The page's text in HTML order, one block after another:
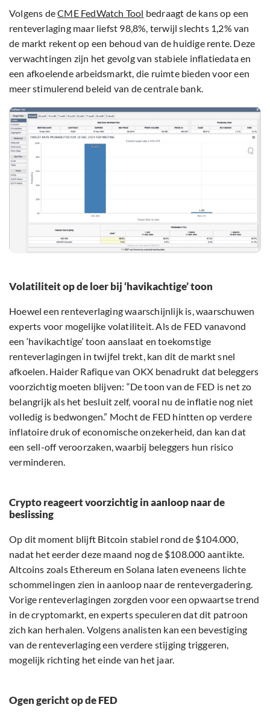
Volgens deCME FedWatch Tool bedraagt de kans op een
renteverlaging maar liefst 98,8%, terwijl slechts 1,2% van
de markt rekent op een behoud van de huidige rente. Deze
verwachtingen zijn het gevolg van stabiele inflatiedata en
een afkoelende arbeidsmarkt, die ruimte bieden voor een
meer stimulerend beleid van de centrale bank.
Volatiliteit op de loer bij ‘havikachtige’ toon
Hoewel een renteverlaging waarschijnlijk is, waarschuwen
experts voor mogelijke volatiliteit. Als de FED vanavond
een ‘havikachtige’ toon aanslaat en toekomstige
renteverlagingen in twijfel trekt, kan dit de markt snel
afkoelen. Haider Rafique van OKX benadrukt dat beleggers
voorzichtig moeten blijven: “De toon van de FED is net zo
belangrijk als het besluit zelf, vooral nu de inflatie nog niet
volledig is bedwongen.” Mocht de FED hintten op verdere
inflatoire druk of economische onzekerheid, dan kan dat
een sell-off veroorzaken, waarbij beleggers hun risico
verminderen.
Crypto reageert voorzichtig in aanloop naar de
beslissing
Op dit moment blijft Bitcoin stabiel rond de $104.000,
nadat het eerder deze maand nog de $108.000 aantikte.
Altcoins zoals Ethereum en Solana laten eveneens lichte
schommelingen zien in aanloop naar de rentevergadering.
Vorige renteverlagingen zorgden voor een opwaartse trend
in de cryptomarkt, en experts speculeren dat dit patroon
zich kan herhalen. Volgens analisten kan een bevestiging
van de renteverlaging een verdere stijging triggeren,
mogelijk richting het einde van het jaar.
Ogen gericht op de FED